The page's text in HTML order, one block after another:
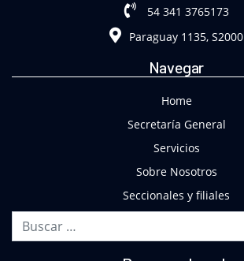
54 341 3765173
Paraguay 1135, S2000
Navegar
Home
Secretaría General
Servicios
Sobre Nosotros
Seccionales y filiales